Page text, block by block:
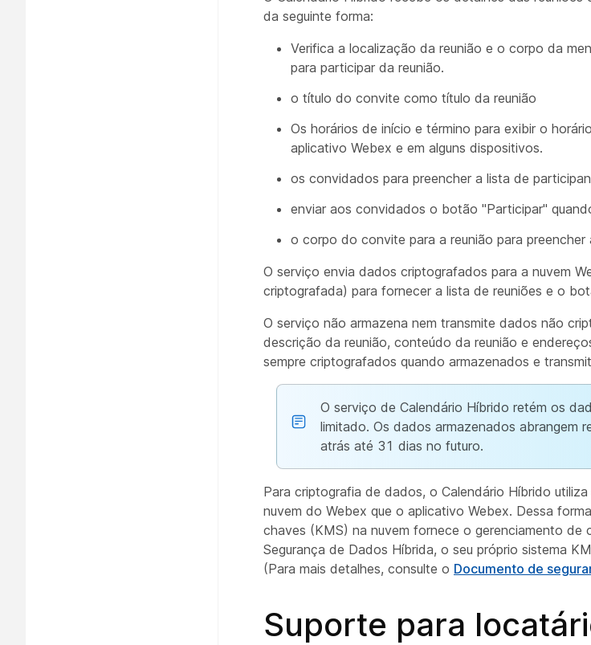
da seguinte forma:
Verifica a localização da reunião e o corpo da
para participar da reunião.
o título do convite como título da reunião
Os horários de início e término para exibir o
aplicativo Webex e em alguns dispositivos.
os convidados para preencher a lista de
enviar aos convidados o botão "Participar"
o corpo do convite para a reunião para
O serviço envia dados criptografados para a nuvem
criptografada) para fornecer a lista de reuniões e o
O serviço não armazena nem transmite dados não
descrição da reunião, conteúdo da reunião e
sempre criptografados quando armazenados e
O serviço de Calendário Híbrido retém os
limitado. Os dados armazenados abrangem
atrás até 31 dias no futuro.
Para criptografia de dados, o Calendário Híbrido
nuvem do Webex que o aplicativo Webex. Dessa
chaves (KMS) na nuvem fornece o gerenciamento de
Segurança de Dados Híbrida, o seu próprio sistema
(Para mais detalhes, consulte o Documento de
Suporte para